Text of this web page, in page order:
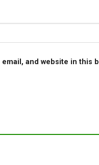
email, and website in this